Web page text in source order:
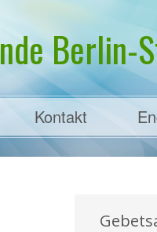
Berlin-
Kontakt